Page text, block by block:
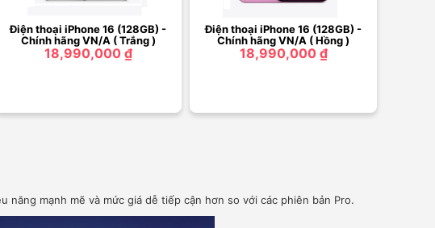
Điện thoại iPhone 16 (128GB) -
Chính hãng VN/A ( Trắng )
18,990,000 ₫
Điện thoại iPhone 16 (128GB) -
Chính hãng VN/A ( Hồng )
18,990,000 ₫
mạnh mẽ và mức giá dễ tiếp cận hơn so với các phiên bản Pro.